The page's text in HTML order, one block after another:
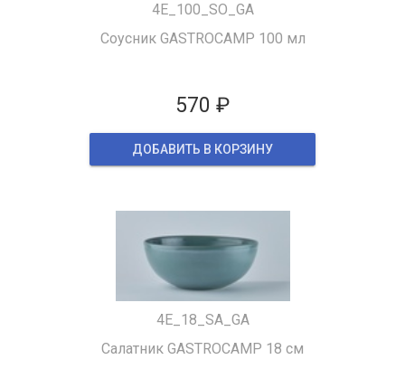
4E_100_SO_GA
Соусник GASTROCAMP 100 мл
570 ₽
ДОБАВИТЬ В КОРЗИНУ
4Е_18_SA_GA
Салатник GASTROCAMP 18 см